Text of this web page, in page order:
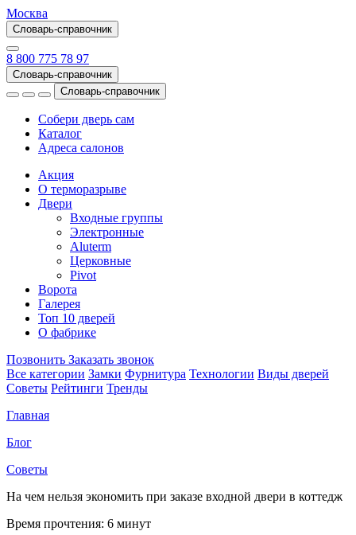
Москва
Словарь-справочник
8 800 775 78 97
Словарь-справочник
Словарь-справочник
Собери дверь сам
Каталог
Адреса салонов
Акция
О терморазрыве
Двери
Входные группы
Электронные
Aluterm
Церковные
Pivot
Ворота
Галерея
Топ 10 дверей
О фабрике
Позвонить Заказать звонок
Все категории Замки Фурнитура Технологии Виды дверей
Советы Рейтинги Тренды
Главная
Блог
Советы
На чем нельзя экономить при заказе входной двери в коттедж
Время прочтения: 6 минут